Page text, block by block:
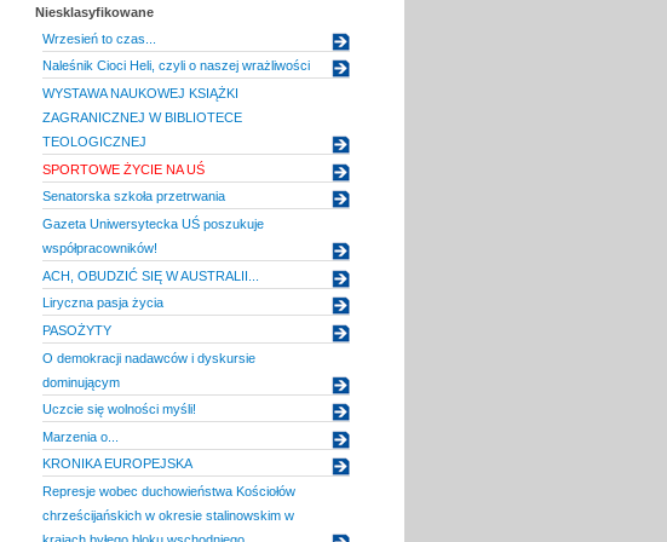
Niesklasyfikowane
Wrzesień to czas...
Naleśnik Cioci Heli, czyli o naszej wrażliwości
WYSTAWA NAUKOWEJ KSIĄŻKI
ZAGRANICZNEJ W BIBLIOTECE
TEOLOGICZNEJ
SPORTOWE ŻYCIE NA UŚ
Senatorska szkoła przetrwania
Gazeta Uniwersytecka UŚ poszukuje
współpracowników!
ACH, OBUDZIĆ SIĘ W AUSTRALII...
Liryczna pasja życia
PASOŻYTY
O demokracji nadawców i dyskursie
dominującym
Uczcie się wolności myśli!
Marzenia o...
KRONIKA EUROPEJSKA
Represje wobec duchowieństwa Kościołów
chrześcijańskich w okresie stalinowskim w